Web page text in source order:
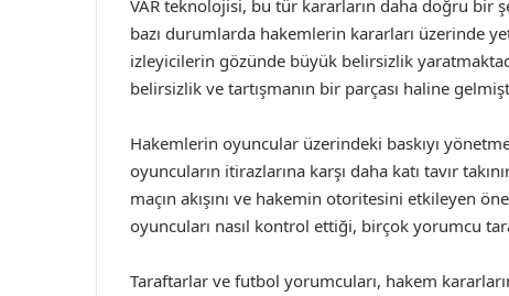
VAR teknolojisi, bu tür kararların daha doğru bir
bazı durumlarda hakemlerin kararları üzerinde
izleyicilerin gözünde büyük belirsizlik
belirsizlik ve tartışmanın bir parçası haline
Hakemlerin oyuncular üzerindeki baskıyı
oyuncuların itirazlarına karşı daha katı tavır
maçın akışını ve hakemin otoritesini etkileyen
oyuncuları nasıl kontrol ettiği, birçok yorumcu
Taraftarlar ve futbol yorumcuları, hakem